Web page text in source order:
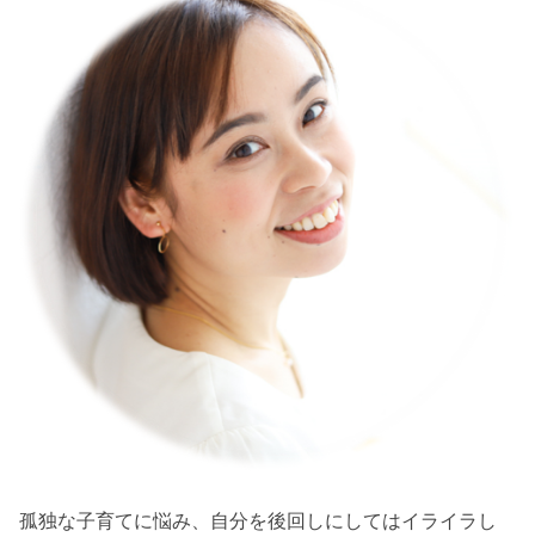
孤独な子育てに悩み、自分を後回しにしてはイライラし